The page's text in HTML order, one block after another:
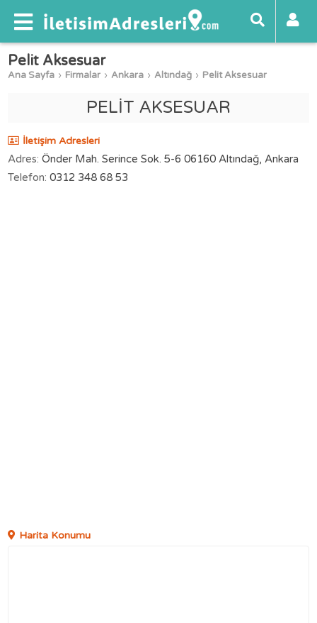
Pelit Aksesuar
Ana Sayfa Firmalar Ankara Altındağ Pelit Aksesuar
PELİT AKSESUAR
İletişim Adresleri
Adres: Önder Mah. Serince Sok. 5-6 06160 Altındağ, Ankara
Telefon: 0312 348 68 53
Harita Konumu